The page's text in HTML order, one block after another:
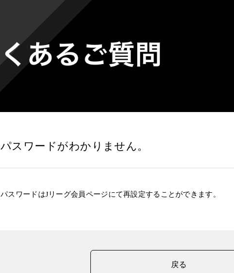
パスワードがわかりません。
パスワードはJリーグ会員ページにて再設定することができます。
戻る